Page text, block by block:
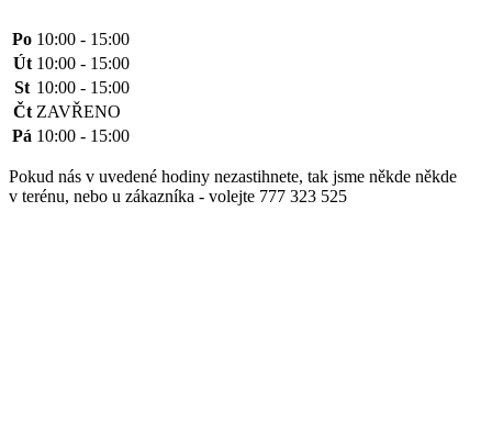
Po 10:00 - 15:00
Út 10:00 - 15:00
St 10:00 - 15:00
Čt ZAVŘENO
Pá 10:00 - 15:00
Pokud nás v uvedené hodiny nezastihnete, tak jsme někde někde
v terénu, nebo u zákazníka - volejte 777 323 525